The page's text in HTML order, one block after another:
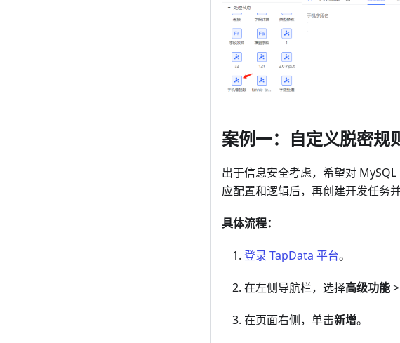
案例一：自定义脱密规
出于信息安全考虑，希望对
应配置和逻辑后，再创建开发任务
具体流程：
登录 TapData 平台。
在左侧导航栏，选择高级功能>
在页面右侧，单击新增。